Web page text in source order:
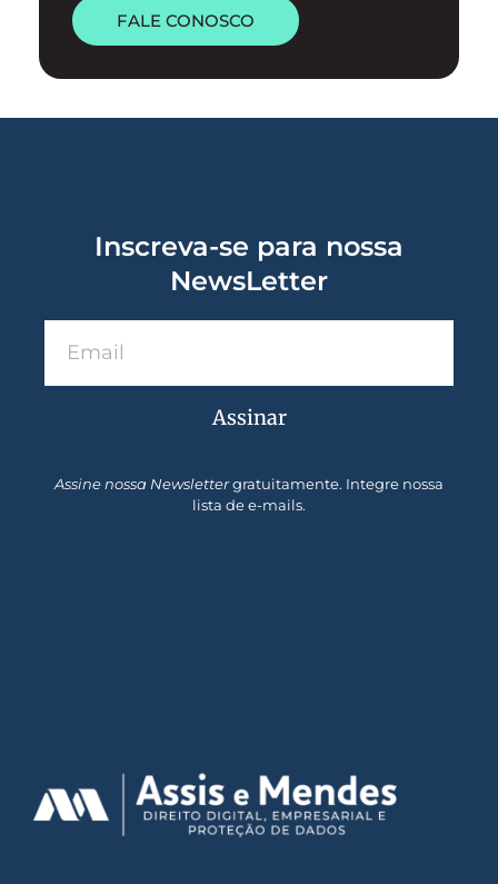
FALE CONOSCO
Inscreva-se para nossa
NewsLetter
Assinar
Assine nossa Newslettergratuitamente. Integre nossa
lista de e-mails.